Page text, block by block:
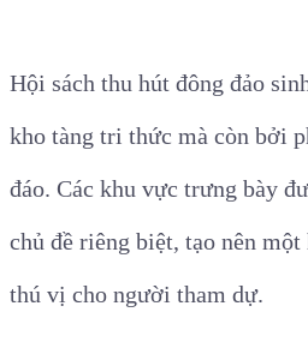
Hội sách thu hút đông đảo
kho tàng tri thức mà còn bởi
đáo. Các khu vực trưng bày
chủ đề riêng biệt, tạo nên
thú vị cho người tham dự.